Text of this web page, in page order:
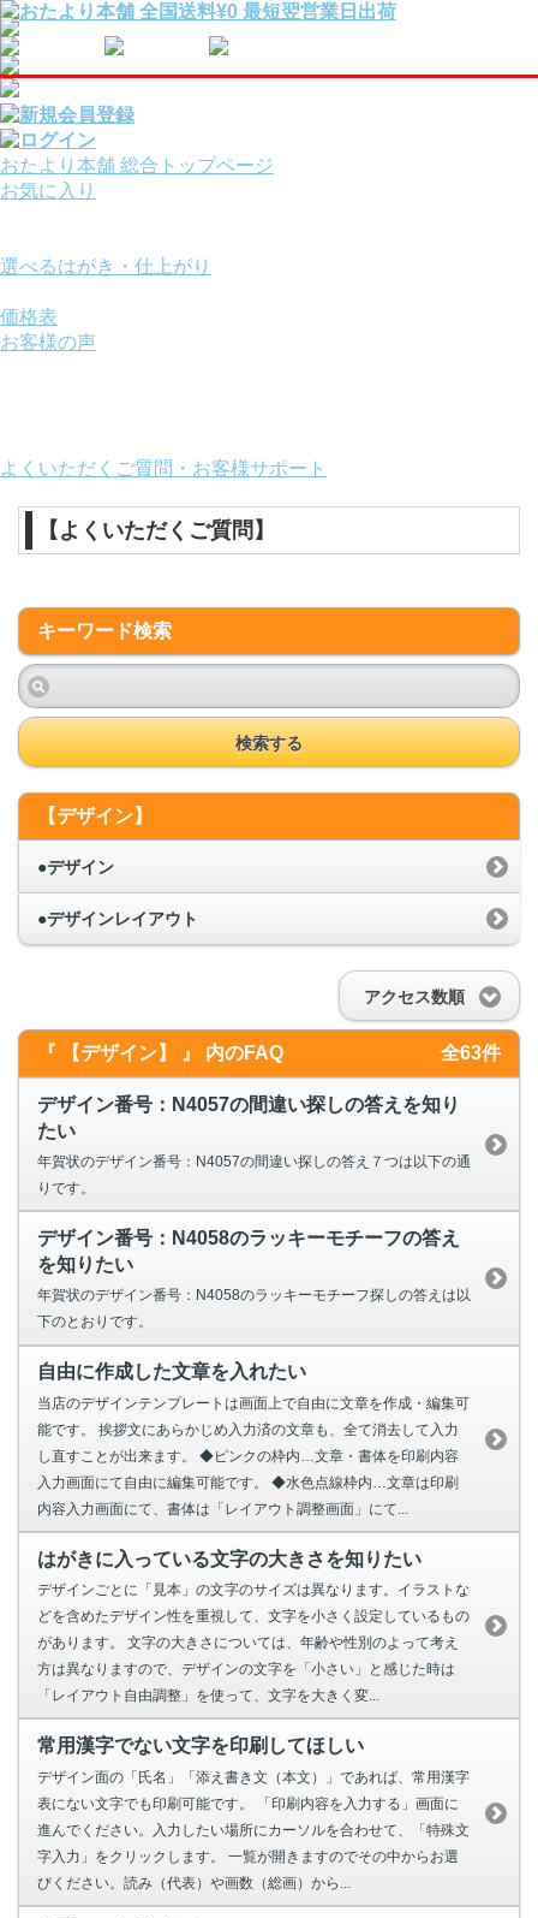
おたより本舗 総合トップページ
お気に入り
選べるはがき・仕上がり
価格表
お客様の声
よくいただくご質問・お客様サポート
【よくいただくご質問】
キーワード検索
検索する
【デザイン】
●デザイン
●デザインレイアウト
アクセス数順
『 【デザイン】 』 内のFAQ 全63件
デザイン番号：N4057の間違い探しの答えを知り
たい
年賀状のデザイン番号：N4057の間違い探しの答え７つは以下の通
りです。
デザイン番号：N4058のラッキーモチーフの答え
を知りたい
年賀状のデザイン番号：N4058のラッキーモチーフ探しの答えは以
下のとおりです。
自由に作成した文章を入れたい
当店のデザインテンプレートは画面上で自由に文章を作成・編集可
能です。 挨拶文にあらかじめ入力済の文章も、全て消去して入力
し直すことが出来ます。 ◆ピンクの枠内…文章・書体を印刷内容
入力画面にて自由に編集可能です。 ◆水色点線枠内…文章は印刷
内容入力画面にて、書体は「レイアウト調整画面」にて...
はがきに入っている文字の大きさを知りたい
デザインごとに「見本」の文字のサイズは異なります。イラストな
どを含めたデザイン性を重視して、文字を小さく設定しているもの
があります。 文字の大きさについては、年齢や性別のよって考え
方は異なりますので、デザインの文字を「小さい」と感じた時は
「レイアウト自由調整」を使って、文字を大きく変...
常用漢字でない文字を印刷してほしい
デザイン面の「氏名」「添え書き文（本文）」であれば、常用漢字
表にない文字でも印刷可能です。 「印刷内容を入力する」画面に
進んでください。入力したい場所にカーソルを合わせて、「特殊文
字入力」をクリックします。 一覧が開きますのでその中からお選
びください。読み（代表）や画数（総画）から...